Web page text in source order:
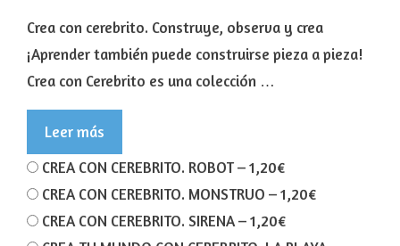
Crea con cerebrito. Construye, observa y crea
¡Aprender también puede construirse pieza a pieza!
Crea con Cerebrito es una colección …
Leer más
CREA CON CEREBRITO. ROBOT–1,20€
CREA CON CEREBRITO. MONSTRUO –1,20€
CREA CON CEREBRITO. SIRENA–1,20€